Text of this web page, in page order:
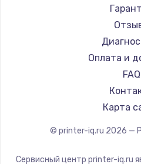
Оплата и
FAQ
Карта
© printer-iq.ru 2026 —
Сервисный центр printer-iq.ru